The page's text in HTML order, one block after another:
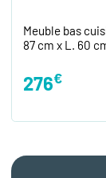
Meuble bas
87 cm x L. 60
276€